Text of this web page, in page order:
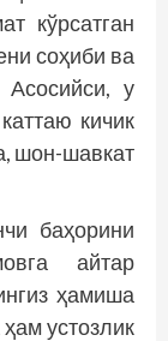
кўрсатган
соҳиби ва
у
кичик
шон-шавкат
баҳорини
айтар
ҳамиша
устозлик